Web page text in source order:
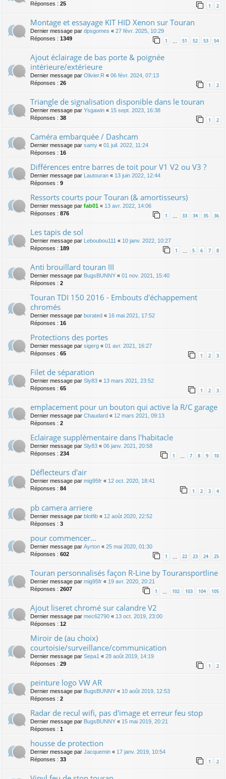
Réponses : 25 1 2
Montage et essayage KIT HID Xenon sur Touran
Dernier message par dpsgomes « 27 févr. 2025, 10:29
Réponses : 1349 1 51 52 53 54
Ajout éclairage de bas porte & poignée
intérieure/extérieure
Dernier message par Olivier.R « 06 févr. 2024, 07:13
Réponses : 26 1 2
Triangle de signalisation disponible dans le touran
Dernier message par Ysgawin « 15 sept. 2023, 16:38
Réponses : 38 1 2
Caméra embarquée / Dashcam
Dernier message par samy « 01 juil. 2022, 11:24
Réponses : 16
Différences entre barres de toit pour V1 V2 ou V3 ?
Dernier message par Lautouran « 13 juin 2022, 12:44
Réponses : 9
Ressorts courts pour Touran (& amortisseurs)
Dernier message par fab01 « 13 avr. 2022, 14:06
Réponses : 876 1 … 33 34 35 36
Les tapis de sol
Dernier message par Leboubou111 « 10 janv. 2022, 10:27
Réponses : 189 1 … 5 6 7 8
Anti brouillard touran III
Dernier message par BugsBUNNY « 01 nov. 2021, 15:40
Réponses : 2
Touran TDI 150 2016 - Embouts d'échappement
chromés
Dernier message par borated « 16 mai 2021, 17:52
Réponses : 16
Protections des portes
Dernier message par sigerg « 01 avr. 2021, 16:27
Réponses : 65 1 2 3
Filet de séparation
Dernier message par Sly83 « 13 mars 2021, 23:52
Réponses : 65 1 2 3
emplacement pour un bouton qui active la R/C garage
Dernier message par Chaudard « 12 mars 2021, 09:13
Réponses : 2
Eclairage supplémentaire dans l'habitacle
Dernier message par Sly83 « 06 janv. 2021, 20:58
Réponses : 234 1 … 7 8 9 10
Déflecteurs d'air
Dernier message par mig95fr « 12 oct. 2020, 18:41
Réponses : 84 1 2 3 4
pb camera arriere
Dernier message par blotfib « 12 août 2020, 22:52
Réponses : 3
pour commencer...
Dernier message par Ayrton « 25 mai 2020, 01:30
Réponses : 602 1 22 23 24 25
Touran personnalisés façon R-Line by Touransportline
Dernier message par mig95fr « 19 avr. 2020, 20:21
Réponses : 2607 1 102 103 104 105
Ajout liseret chromé sur calandre V2
Dernier message par mec62790 « 13 oct. 2019, 23:00
Réponses : 12
Miroir de (au choix)
courtoisie/surveillance/communication
Dernier message par Sepa1 « 28 août 2019, 14:19
Réponses : 29 1 2
peinture logo VW AR
Dernier message par BugsBUNNY « 10 août 2019, 12:53
Réponses : 2
Radar de recul wifi, pas d'image et erreur feu stop
Dernier message par BugsBUNNY « 15 mai 2019, 20:21
Réponses : 1
housse de protection
Dernier message par Jacquemin « 17 janv. 2019, 10:54
Réponses : 33 1 2